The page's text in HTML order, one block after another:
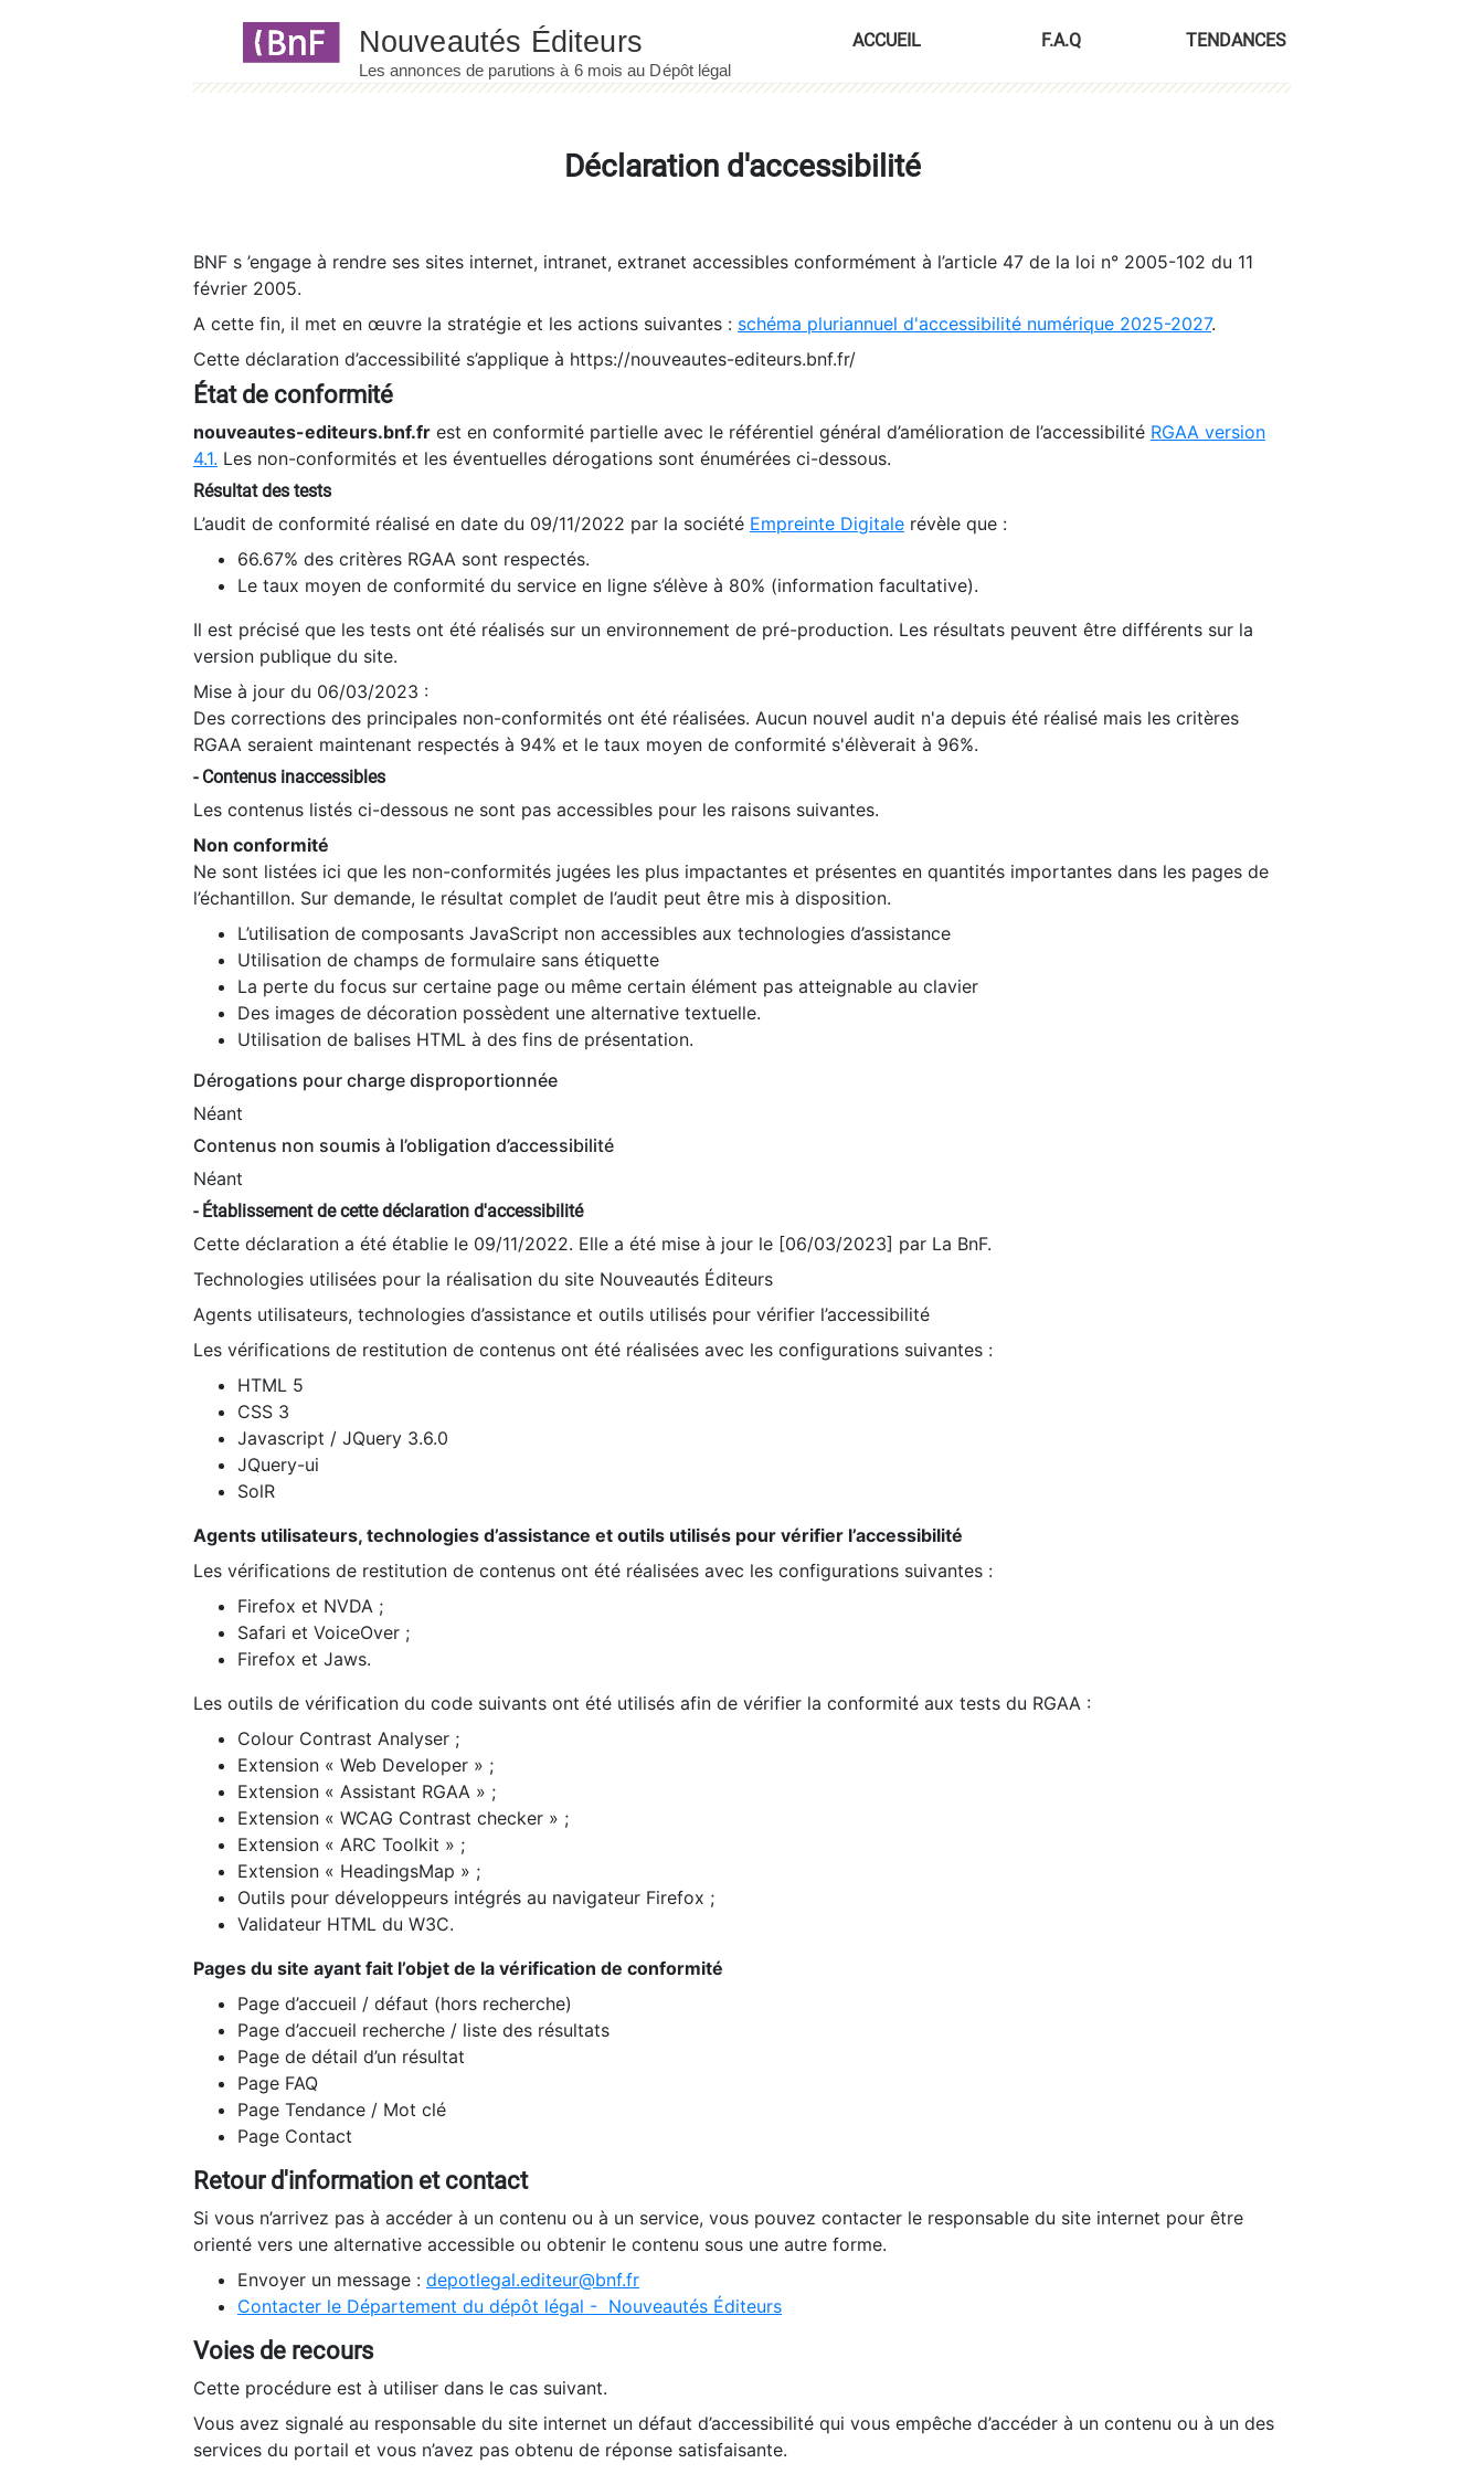
ACCUEIL F.A.Q TENDANCES
Déclaration d'accessibilité
BNF s ’engage à rendre ses sites internet, intranet, extranet accessibles conformément à l’article 47 de la loi n° 2005-102 du 11
février 2005.
A cette fin, il met en œuvre la stratégie et les actions suivantes : schéma pluriannuel d'accessibilité numérique 2025-2027.
Cette déclaration d’accessibilité s’applique à https://nouveautes-editeurs.bnf.fr/
État de conformité
nouveautes-editeurs.bnf.fr est en conformité partielle avec le référentiel général d’amélioration de l’accessibilité RGAA version
4.1. Les non-conformités et les éventuelles dérogations sont énumérées ci-dessous.
Résultat des tests
L’audit de conformité réalisé en date du 09/11/2022 par la société Empreinte Digitale révèle que :
66.67% des critères RGAA sont respectés.
Le taux moyen de conformité du service en ligne s’élève à 80% (information facultative).
Il est précisé que les tests ont été réalisés sur un environnement de pré-production. Les résultats peuvent être différents sur la
version publique du site.
Mise à jour du 06/03/2023 :
Des corrections des principales non-conformités ont été réalisées. Aucun nouvel audit n'a depuis été réalisé mais les critères
RGAA seraient maintenant respectés à 94% et le taux moyen de conformité s'élèverait à 96%.
- Contenus inaccessibles
Les contenus listés ci-dessous ne sont pas accessibles pour les raisons suivantes.
Non conformité
Ne sont listées ici que les non-conformités jugées les plus impactantes et présentes en quantités importantes dans les pages de
l’échantillon. Sur demande, le résultat complet de l’audit peut être mis à disposition.
L’utilisation de composants JavaScript non accessibles aux technologies d’assistance
Utilisation de champs de formulaire sans étiquette
La perte du focus sur certaine page ou même certain élément pas atteignable au clavier
Des images de décoration possèdent une alternative textuelle.
Utilisation de balises HTML à des fins de présentation.
Dérogations pour charge disproportionnée
Néant
Contenus non soumis à l’obligation d’accessibilité
Néant
- Établissement de cette déclaration d'accessibilité
Cette déclaration a été établie le 09/11/2022. Elle a été mise à jour le [06/03/2023] par La BnF.
Technologies utilisées pour la réalisation du site Nouveautés Éditeurs
Agents utilisateurs, technologies d’assistance et outils utilisés pour vérifier l’accessibilité
Les vérifications de restitution de contenus ont été réalisées avec les configurations suivantes :
HTML 5
CSS 3
Javascript / JQuery 3.6.0
JQuery-ui
SolR
Agents utilisateurs, technologies d’assistance et outils utilisés pour vérifier l’accessibilité
Les vérifications de restitution de contenus ont été réalisées avec les configurations suivantes :
Firefox et NVDA ;
Safari et VoiceOver ;
Firefox et Jaws.
Les outils de vérification du code suivants ont été utilisés afin de vérifier la conformité aux tests du RGAA :
Colour Contrast Analyser ;
Extension « Web Developer » ;
Extension « Assistant RGAA » ;
Extension « WCAG Contrast checker » ;
Extension « ARC Toolkit » ;
Extension « HeadingsMap » ;
Outils pour développeurs intégrés au navigateur Firefox ;
Validateur HTML du W3C.
Pages du site ayant fait l’objet de la vérification de conformité
Page d’accueil / défaut (hors recherche)
Page d’accueil recherche / liste des résultats
Page de détail d’un résultat
Page FAQ
Page Tendance / Mot clé
Page Contact
Retour d'information et contact
Si vous n’arrivez pas à accéder à un contenu ou à un service, vous pouvez contacter le responsable du site internet pour être
orienté vers une alternative accessible ou obtenir le contenu sous une autre forme.
Envoyer un message : depotlegal.editeur@bnf.fr
Contacter le Département du dépôt légal - Nouveautés Éditeurs
Voies de recours
Cette procédure est à utiliser dans le cas suivant.
Vous avez signalé au responsable du site internet un défaut d’accessibilité qui vous empêche d’accéder à un contenu ou à un des
services du portail et vous n’avez pas obtenu de réponse satisfaisante.